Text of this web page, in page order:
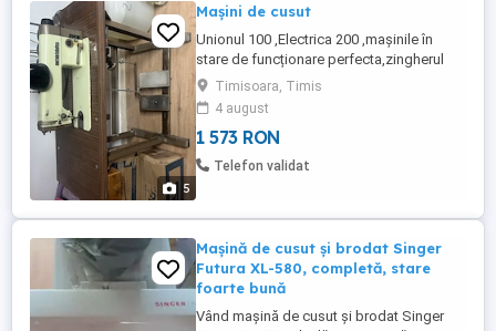
5
Mașini de cusut
Unionul 100 ,Electrica 200 ,mașinile în
stare de funcționare perfecta,zingherul
300 funcționează perfect !prețuri fixe !
Timisoara, Timis
4 august
1 573 RON
Telefon validat
Mașină de cusut și brodat Singer
Futura XL-580, completă, stare
foarte bună
Vând mașină de cusut și brodat Singer